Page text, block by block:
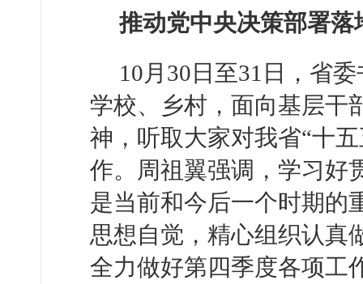
推动党中央决策部署落
10月30日至31日，省
学校、乡村，面向基层干
神，听取大家对我省“十
作。周祖翼强调，学习好
是当前和今后一个时期的
思想自觉，精心组织认真
全力做好第四季度各项工